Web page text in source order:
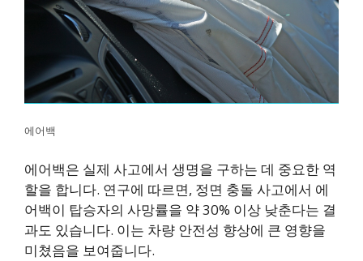
에어백
에어백은 실제 사고에서 생명을 구하는 데 중요한 역
할을 합니다. 연구에 따르면, 정면 충돌 사고에서 에
어백이 탑승자의 사망률을 약 30% 이상 낮춘다는 결
과도 있습니다. 이는 차량 안전성 향상에 큰 영향을
미쳤음을 보여줍니다.